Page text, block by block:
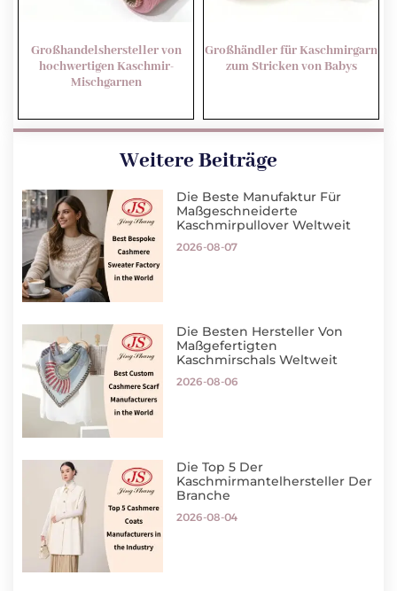
Großhandelshersteller von
hochwertigen Kaschmir-
Mischgarnen
Großhändler für Kaschmirgarn
zum Stricken von Babys
Weitere Beiträge
Die Beste Manufaktur Für
Maßgeschneiderte
Kaschmirpullover Weltweit
2026-08-07
Die Besten Hersteller Von
Maßgefertigten
Kaschmirschals Weltweit
2026-08-06
Die Top 5 Der
Kaschmirmantelhersteller Der
Branche
2026-08-04